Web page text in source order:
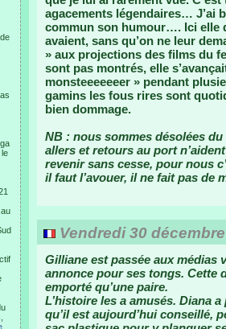
agacements légendaires… J’ai
commun son humour…. Ici elle
avaient, sans qu’on ne leur
» aux projections des films du
sont pas montrés, elle
monsteeeeeeer » pendant
gamins les fous rires sont
bien dommage.
NB : nous sommes désolées
allers et retours au port
revenir sans cesse, pour nous
il faut l’avouer, il ne fait pas de
Vendredi 30
Gilliane est passée aux médias
annonce pour ses tongs. Cette
emporté qu’une paire.
L’histoire les a amusés. Diana
qu’il est aujourd’hui conseillé,